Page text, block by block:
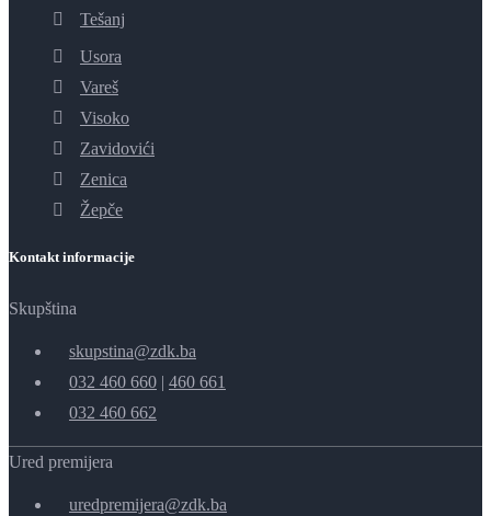
Tešanj
Usora
Vareš
Visoko
Zavidovići
Zenica
Žepče
Kontakt informacije
Skupština
skupstina@zdk.ba
032 460 660 | 460 661
032 460 662
Ured premijera
uredpremijera@zdk.ba